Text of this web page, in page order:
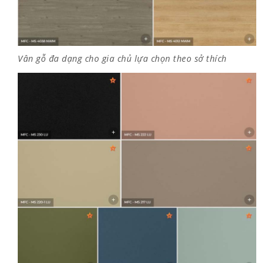
Vân gỗ đa dạng cho gia chủ lựa chọn theo sở thích